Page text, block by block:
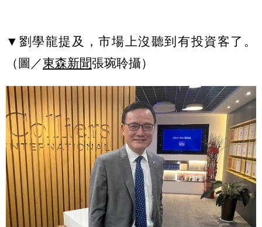
▼劉學龍提及，市場上沒聽到有投資客了。
（圖／東森新聞張琬聆攝）